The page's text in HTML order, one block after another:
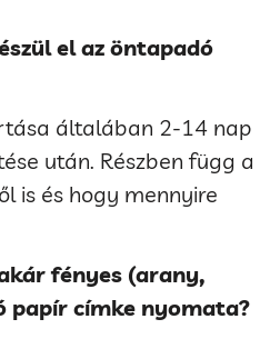
el az öntapadó
általában 2-14 nap
után. Részben függ a
is és hogy mennyire
fényes (arany,
papír címke nyomata?